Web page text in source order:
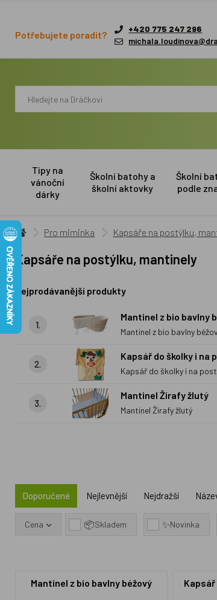
Potřebujete poradit?
+420 775 247 296
Tipy na
vánoční
dárky
Školní batohy a
školní aktovky
Školní
podle
Pro miminka Kapsáře na postýlku,
Kapsáře na postýlku, mantinely
Nejprodávanější produkty
1.
Mantinel z bio bavlny
Mantinel z bio bavlny
2.
Kapsář do školky i na
Kapsář do školky i na
3.
Mantinel Žirafy žlutý
Mantinel Žirafy žlutý
Doporučené Nejlevnější Nejdražší
Cena 📦Skladem ✨Novinka
Mantinel z bio bavlny béžový
Kapsář